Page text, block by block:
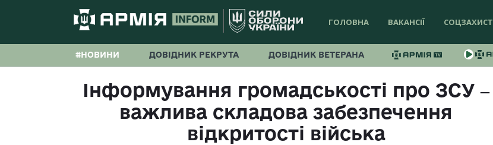
ГОЛОВНА ВАКАНСІЇ СОЦЗАХИСТ
#НОВИНИ ДОВІДНИК РЕКРУТА ДОВІДНИК ВЕТЕРАНА
Інформування громадськості про ЗСУ ‒
важлива складова забезпечення
відкритості війська